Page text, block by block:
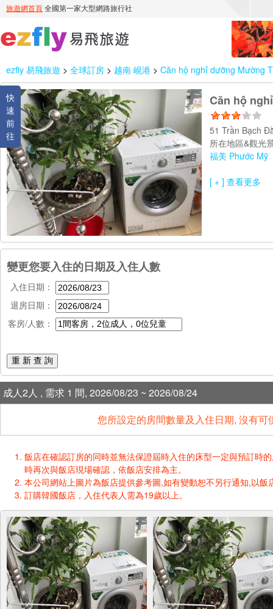
ezfly 易飛旅遊 > 全球訂房 > 越南 峴港 > Căn hộ nghỉ dưỡng Mường
快
速
前
往
Căn hộ
51 Trần Bạch
所在地區&觀光
福美 Phước Mỹ
[ + ] 查看更多
變更您要入住的日期及入住人數
入住日期：
退房日期：
客房/人數：
重 新 查 詢
成人2人 , 需求 1 間, 2026/08/23 ~ 2026/08/24
您所設定的房間數量及入住日期, 沒有
飯店在確認訂房的同時並無法保證屆時入住的床型一定與預訂時
時再次與飯店現場確認，依飯店安排為主。
本公司網站上圖片為飯店提供參考圖,如有變動恕不另行通知,以飯
訂購韓國飯店，入住代表人需為19歲以上。